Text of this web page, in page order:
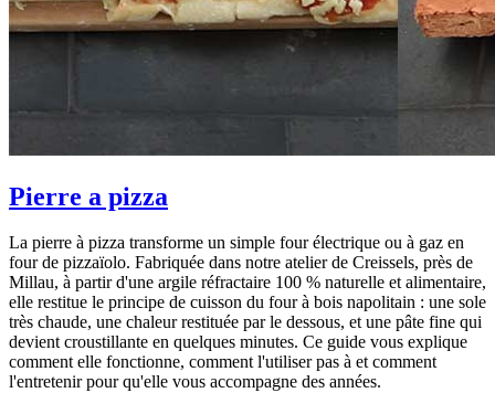
Pierre a pizza
La pierre à pizza transforme un simple four électrique ou à gaz en
four de pizzaïolo. Fabriquée dans notre atelier de Creissels, près de
Millau, à partir d'une argile réfractaire 100 % naturelle et alimentaire,
elle restitue le principe de cuisson du four à bois napolitain : une sole
très chaude, une chaleur restituée par le dessous, et une pâte fine qui
devient croustillante en quelques minutes. Ce guide vous explique
comment elle fonctionne, comment l'utiliser pas à et comment
l'entretenir pour qu'elle vous accompagne des années.